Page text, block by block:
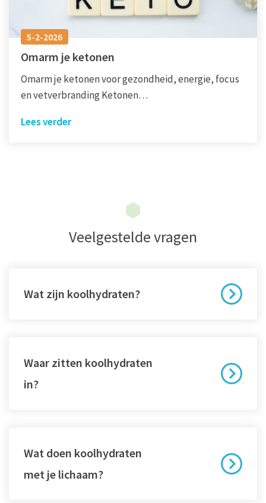
5-2-2026
Omarm je ketonen
Omarm je ketonen voor gezondheid, energie, focus
en vetverbranding Ketonen…
Lees verder
Veelgestelde vragen
Wat zijn koolhydraten?
Waar zitten koolhydraten
in?
Wat doen koolhydraten
met je lichaam?